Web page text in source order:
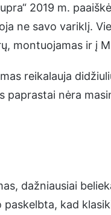
2019 m.
ne savo variklį.
montuojamas ir į
reikalauja
nėra
dažniausiai
kad